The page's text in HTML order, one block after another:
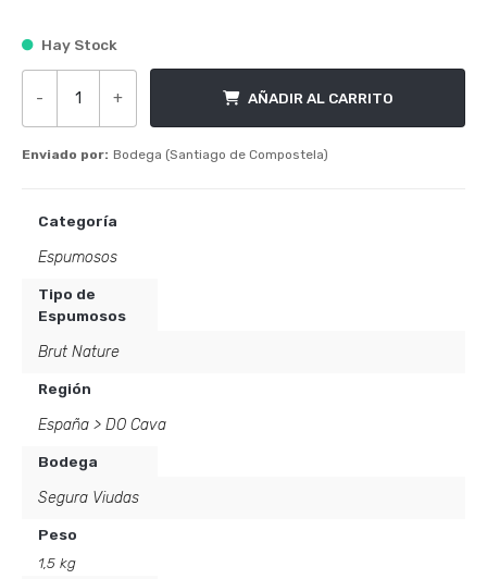
Hay Stock
-
Segura Viudas Lavit Brut Nature cantidad
+ AÑADIR AL CARRITO
Enviado por: Bodega (Santiago de Compostela)
Categoría
Espumosos
Tipo de
Espumosos
Brut Nature
Región
España > DO Cava
Bodega
Segura Viudas
Peso
1,5 kg